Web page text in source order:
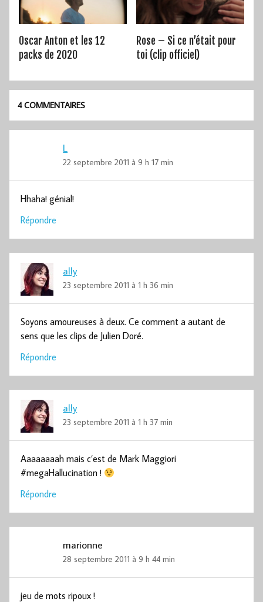
Oscar Anton et les 12
packs de 2020
Rose – Si ce n’était pour
toi (clip officiel)
4 COMMENTAIRES
L
22 septembre 2011 à 9 h 17 min
Hhaha! génial!
Répondre
ally
23 septembre 2011 à 1 h 36 min
Soyons amoureuses à deux. Ce comment a autant de
sens que les clips de Julien Doré.
Répondre
ally
23 septembre 2011 à 1 h 37 min
Aaaaaaaah mais c’est de Mark Maggiori
#megaHallucination !
Répondre
marionne
28 septembre 2011 à 9 h 44 min
jeu de mots ripoux !